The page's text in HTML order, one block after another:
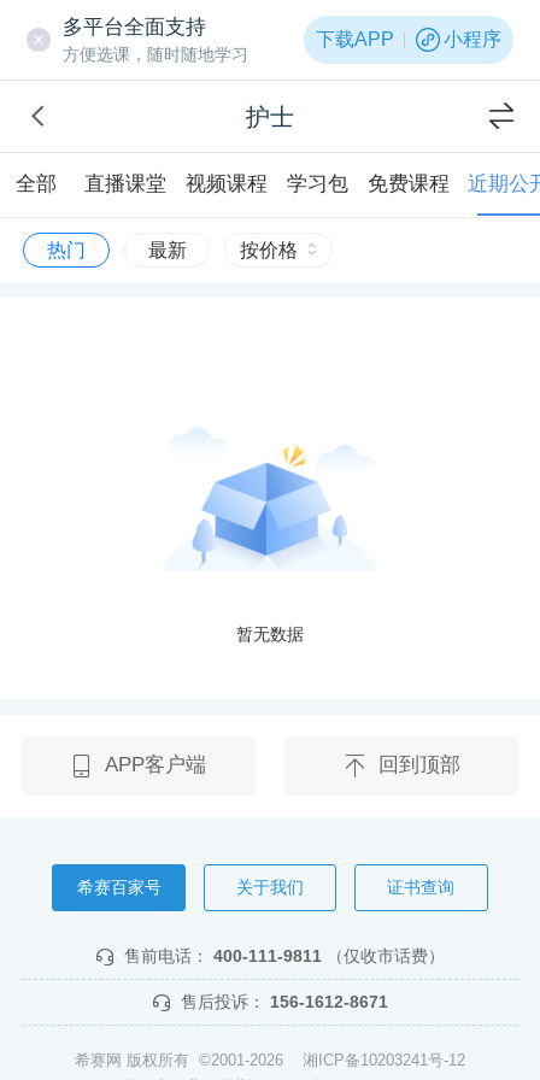
多平台全面支持
方便选课，随时随地学习
下载APP 小程序
护士
全部 直播课堂 视频课程 学习包 免费课程 近期公
热门 最新 按价格
暂无数据
APP客户端 回到顶部
希赛百家号 关于我们 证书查询
售前电话： 400-111-9811 （仅收市话费）
售后投诉： 156-1612-8671
希赛网 版权所有 ©2001-2026 湘ICP备10203241号-12